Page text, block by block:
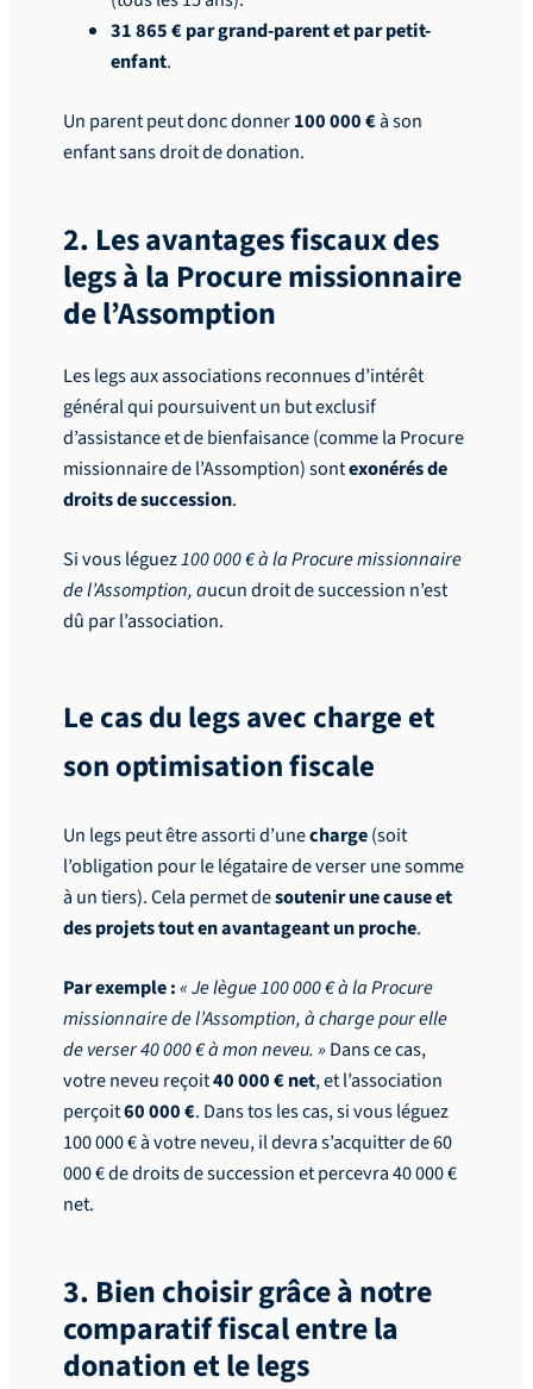
31 865 € par grand-parent et par petit-
enfant.
Un parent peut donc donner100 000 €à son
enfant sans droit de donation.
2. Les avantages fiscaux des
legs à la Procure missionnaire
de l’Assomption
Les legs aux associations reconnues d’intérêt
général qui poursuivent un but exclusif
d’assistance et de bienfaisance (comme la Procure
missionnaire de l’Assomption) sontexonérés de
droits de succession.
Si vous léguez100 000 € à la Procure missionnaire
de l’Assomption, aucun droit de succession n’est
dû par l’association.
Le cas du legs avec charge et
son optimisation fiscale
Un legs peut être assorti d’unecharge(soit
l’obligation pour le légataire de verser une somme
à un tiers). Cela permet desoutenir une cause et
des projets tout en avantageant un proche.
Par exemple :« Je lègue 100 000 € à la Procure
missionnaire de l’Assomption, à charge pour elle
de verser 40 000 € à mon neveu. » Dans ce cas,
votre neveu reçoit40 000 € net, et l’association
perçoit60 000 €. Dans tos les cas, si vous léguez
100 000 € à votre neveu, il devra s’acquitter de 60
000 € de droits de succession et percevra 40 000 €
net.
3. Bien choisir grâce à notre
comparatif fiscal entre la
donation et le legs